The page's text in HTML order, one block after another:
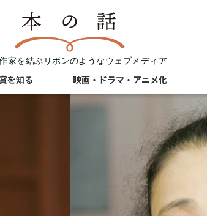
家を結ぶリボンのようなウェブメディア
を知る 映画・ドラマ・アニメ化